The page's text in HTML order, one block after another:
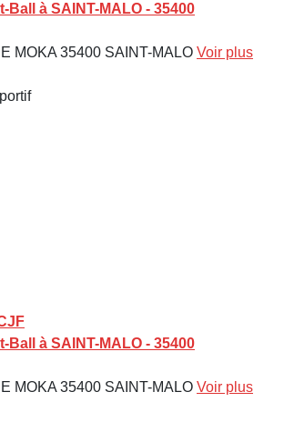
Ball à SAINT-MALO - 35400
MOKA 35400 SAINT-MALO Voir plus
Ball à SAINT-MALO - 35400
MOKA 35400 SAINT-MALO Voir plus